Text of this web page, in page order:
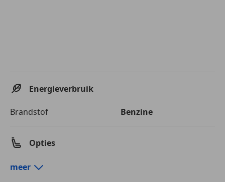
Energieverbruik
Brandstof Benzine
Opties
Comfort en gemak
meer